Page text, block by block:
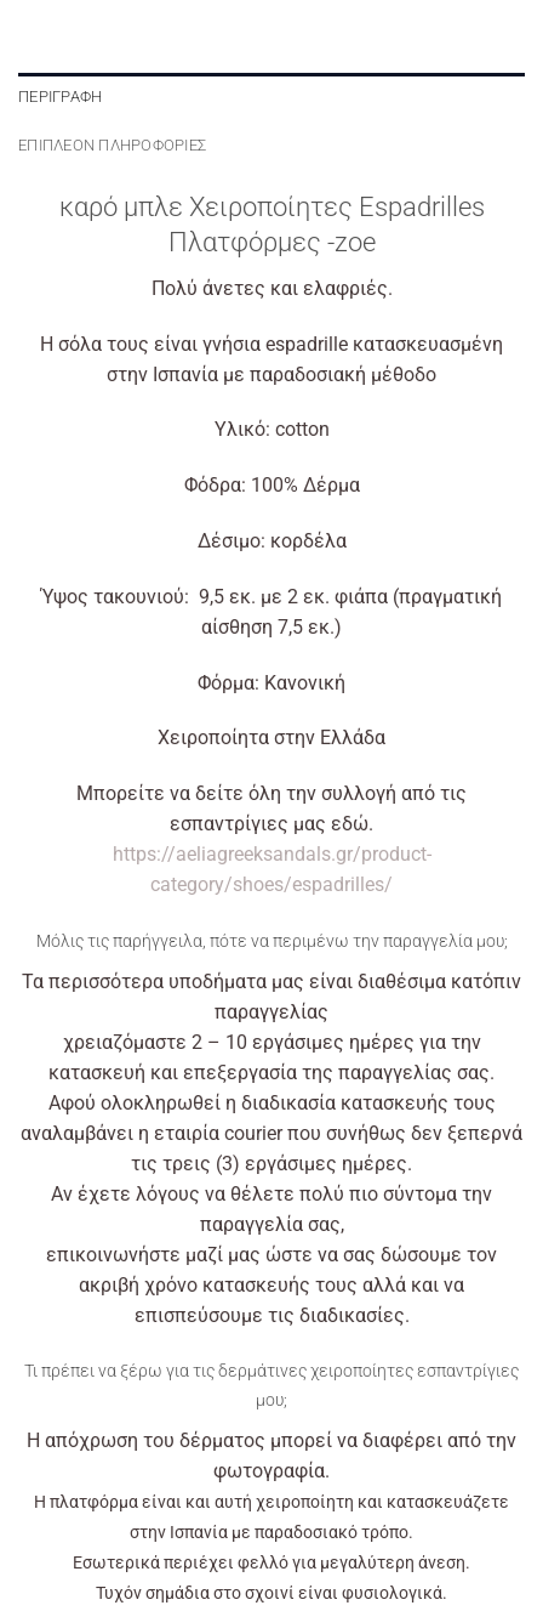
ΠΕΡΙΓΡΑΦΉ
ΕΠΙΠΛΈΟΝ ΠΛΗΡΟΦΟΡΊΕΣ
καρό μπλε Χειροποίητες Espadrilles
Πλατφόρμες -zoe
Πολύ άνετες και ελαφριές.
Η σόλα τους είναι γνήσια espadrille κατασκευασμένη
στην Ισπανία με παραδοσιακή μέθοδο
Υλικό: cotton
Φόδρα: 100% Δέρμα
Δέσιμο: κορδέλα
Ύψος τακουνιού: 9,5 εκ. με 2 εκ. φιάπα (πραγματική
αίσθηση 7,5 εκ.)
Φόρμα: Κανονική
Χειροποίητα στην Ελλάδα
Μπορείτε να δείτε όλη την συλλογή από τις
εσπαντρίγιες μας εδώ.
https://aeliagreeksandals.gr/product-
category/shoes/espadrilles/
Μόλις τις παρήγγειλα, πότε να περιμένω την παραγγελία μου;
Τα περισσότερα υποδήματα μας είναι διαθέσιμα κατόπιν
παραγγελίας
χρειαζόμαστε 2 – 10 εργάσιμες ημέρες για την
κατασκευή και επεξεργασία της παραγγελίας σας.
Αφού ολοκληρωθεί η διαδικασία κατασκευής τους
αναλαμβάνει η εταιρία courier που συνήθως δεν ξεπερνά
τις τρεις (3) εργάσιμες ημέρες.
Αν έχετε λόγους να θέλετε πολύ πιο σύντομα την
παραγγελία σας,
επικοινωνήστε μαζί μας ώστε να σας δώσουμε τον
ακριβή χρόνο κατασκευής τους αλλά και να
επισπεύσουμε τις διαδικασίες.
Τι πρέπει να ξέρω για τις δερμάτινες χειροποίητες εσπαντρίγιες
μου;
Η απόχρωση του δέρματος μπορεί να διαφέρει από την
φωτογραφία.
Η πλατφόρμα είναι και αυτή χειροποίητη και κατασκευάζετε
στην Ισπανία με παραδοσιακό τρόπο.
Εσωτερικά περιέχει φελλό για μεγαλύτερη άνεση.
Τυχόν σημάδια στο σχοινί είναι φυσιολογικά.